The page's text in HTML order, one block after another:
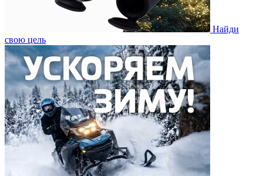
Найди
свою цель